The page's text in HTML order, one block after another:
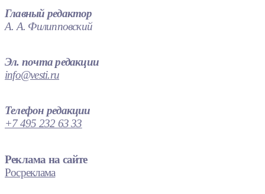
Главный редактор
А. А. Филипповский
Эл. почта редакции
info@vesti.ru
Телефон редакции
+7 495 232 63 33
Реклама на сайте
Росреклама